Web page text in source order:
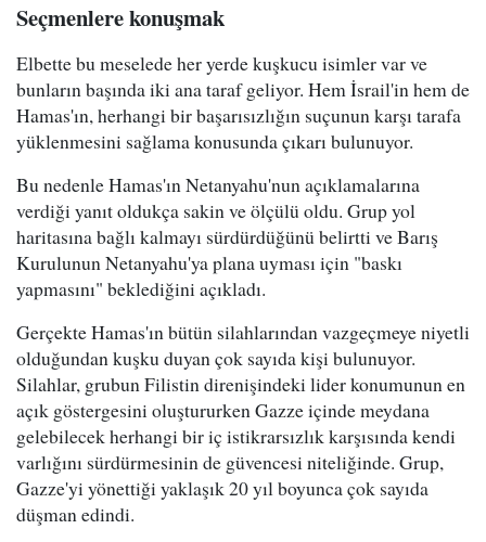
Seçmenlere konuşmak
Elbette bu meselede her yerde kuşkucu isimler var ve
bunların başında iki ana taraf geliyor. Hem İsrail'in hem de
Hamas'ın, herhangi bir başarısızlığın suçunun karşı tarafa
yüklenmesini sağlama konusunda çıkarı bulunuyor.
Bu nedenle Hamas'ın Netanyahu'nun açıklamalarına
verdiği yanıt oldukça sakin ve ölçülü oldu. Grup yol
haritasına bağlı kalmayı sürdürdüğünü belirtti ve Barış
Kurulunun Netanyahu'ya plana uyması için "baskı
yapmasını" beklediğini açıkladı.
Gerçekte Hamas'ın bütün silahlarından vazgeçmeye niyetli
olduğundan kuşku duyan çok sayıda kişi bulunuyor.
Silahlar, grubun Filistin direnişindeki lider konumunun en
açık göstergesini oluştururken Gazze içinde meydana
gelebilecek herhangi bir iç istikrarsızlık karşısında kendi
varlığını sürdürmesinin de güvencesi niteliğinde. Grup,
Gazze'yi yönettiği yaklaşık 20 yıl boyunca çok sayıda
düşman edindi.